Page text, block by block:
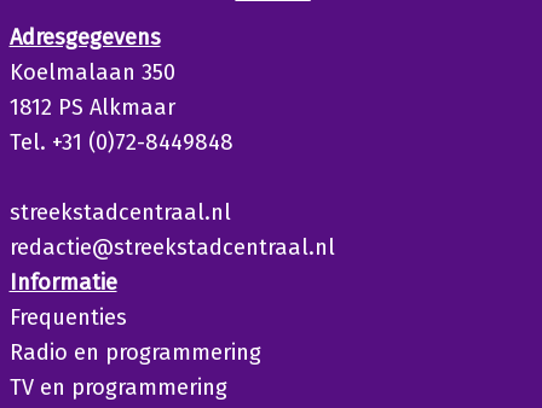
Adresgegevens
Koelmalaan 350
1812 PS Alkmaar
Tel. +31 (0)72-8449848
streekstadcentraal.nl
redactie@streekstadcentraal.nl
Informatie
Frequenties
Radio en programmering
TV en programmering